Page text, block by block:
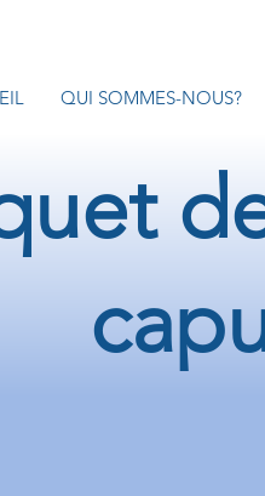
QUI SOMMES-NOUS?